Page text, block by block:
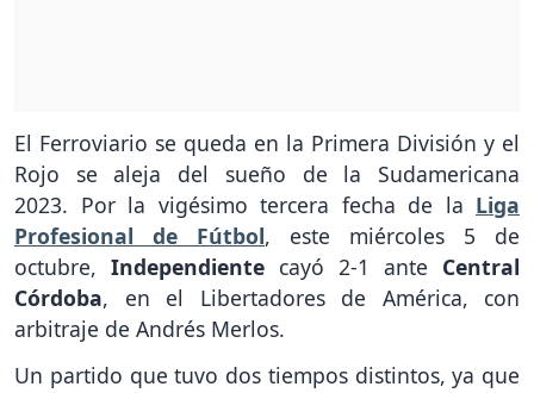
El Ferroviario se queda en la Primera División y el
Rojo se aleja del sueño de la Sudamericana
2023. Por la vigésimo tercera fecha de la Liga
Profesional de Fútbol, este miércoles 5 de
octubre, Independiente cayó 2-1 ante Central
Córdoba, en el Libertadores de América, con
arbitraje de Andrés Merlos.
Un partido que tuvo dos tiempos distintos, ya que